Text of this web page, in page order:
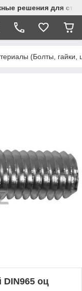
решения для
(Болты, гайки,
DIN965 оц